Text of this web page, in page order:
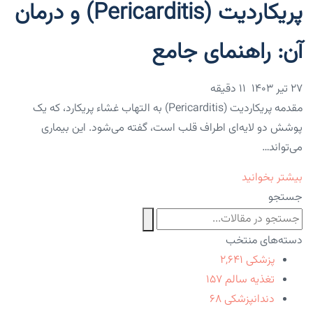
پریکاردیت (Pericarditis) و درمان
آن: راهنمای جامع
۲۷ تیر ۱۴۰۳
مقدمه پریکاردیت (Pericarditis) به التهاب غشاء پریکارد، که یک
پوشش دو لایه‌ای اطراف قلب است، گفته می‌شود. این بیماری
می‌تواند…
بیشتر بخوانید
جستجو
دسته‌های منتخب
پزشکی ۲,۶۴۱
تغذیه سالم ۱۵۷
دندانپزشکی ۶۸